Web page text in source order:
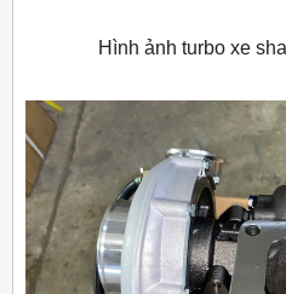
Hình ảnh turbo xe